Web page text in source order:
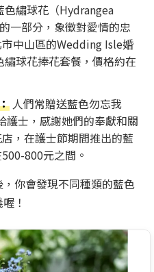
色繡球花（Hydrangea
一部分，象徵對愛情的忠
中山區的Wedding Isle婚
球花捧花套餐，價格約在
人們常贈送藍色勿忘我
護士，感謝她們的奉獻和關
，在護士節期間推出的藍
800元之間。
你會發現不同種類的藍色
！